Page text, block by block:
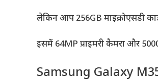
लेकिन आप 256GB माइक्रोएसडी
इसमें 64MP प्राइमरी कैमरा और
Samsung Galaxy